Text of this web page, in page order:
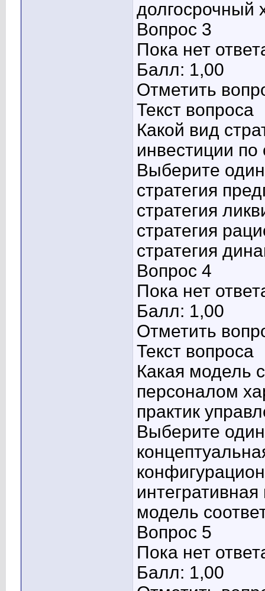
долгосрочный
Вопрос 3
Пока нет
Балл: 1,00
Отметить
Текст вопроса
Какой вид
инвестиции
Выберите
стратегия
стратегия
стратегия
стратегия
Вопрос 4
Пока нет
Балл: 1,00
Отметить
Текст вопроса
Какая модель
персоналом
практик
Выберите
модель
Вопрос 5
Пока нет
Балл: 1,00